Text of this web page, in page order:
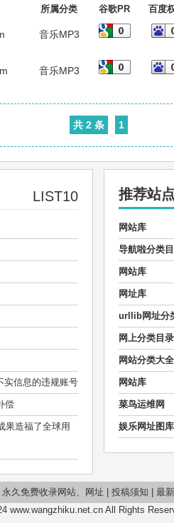
所属分类 谷歌PR 百度
音乐MP3
音乐MP3
共 2 条 1
LIST10
实信息的违规账号
偿
果造福了全球用
推荐站点
网站库
导航啦分类
网站库
网址库
urllib网址分
网上分类目
网站分类大全
网站库
菜鸟运维网
娱乐网址图库
永久免费收录网站、网址 投稿须知 最
www.wangzhiku.net.cn All Rights